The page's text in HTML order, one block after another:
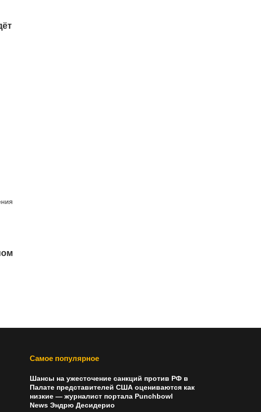
Самое популярное
Шансы на ужесточение санкций против РФ в
Палате представителей США оцениваются как
низкие — журналист портала Punchbowl
News Эндрю Десидерио